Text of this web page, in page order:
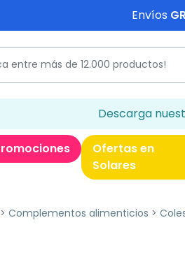
Envíos
Descarga
Ofertas en
Solares
Complementos alimenticios